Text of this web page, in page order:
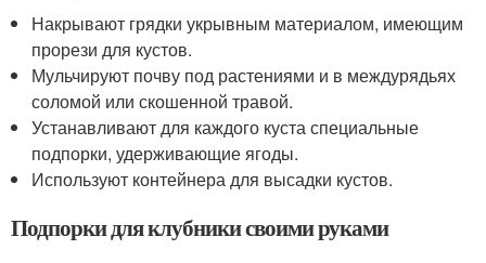
Накрывают грядки укрывным материалом, имеющим
прорези для кустов.
Мульчируют почву под растениями и в междурядьях
соломой или скошенной травой.
Устанавливают для каждого куста специальные
подпорки, удерживающие ягоды.
Используют контейнера для высадки кустов.
Подпорки для клубники своими руками